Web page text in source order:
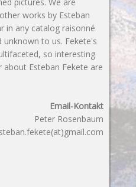
works by Esteban
in any catalog raisonné
unknown to us. Fekete's
so interesting
Esteban Fekete are
Email-Kontakt
Peter Rosenbaum